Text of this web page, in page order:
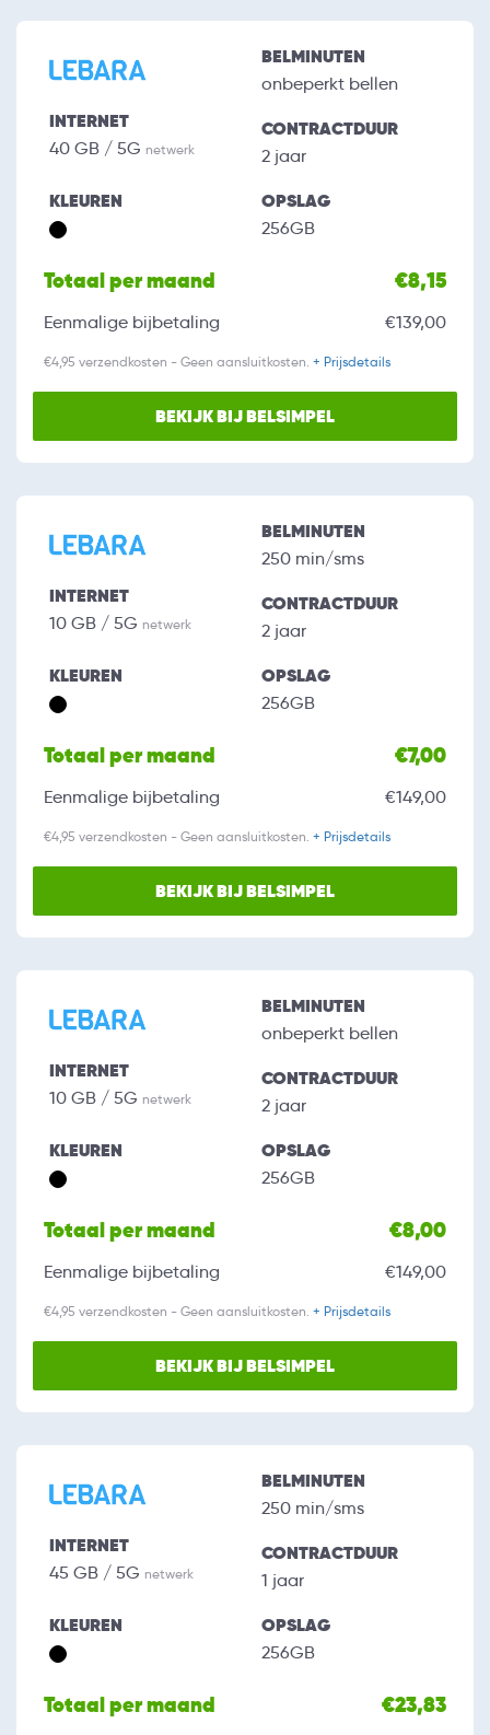
INTERNET
40 GB / 5G netwerk
BELMINUTEN
onbeperkt bellen
CONTRACTDUUR
2 jaar
KLEUREN OPSLAG
256GB
Totaal per maand €8,15
Eenmalige bijbetaling €139,00
€4,95 verzendkosten - Geen aansluitkosten. + Prijsdetails
BEKIJK BIJ BELSIMPEL
INTERNET
10 GB / 5G netwerk
BELMINUTEN
250 min/sms
CONTRACTDUUR
2 jaar
KLEUREN OPSLAG
256GB
Totaal per maand €7,00
Eenmalige bijbetaling €149,00
€4,95 verzendkosten - Geen aansluitkosten. + Prijsdetails
BEKIJK BIJ BELSIMPEL
INTERNET
10 GB / 5G netwerk
BELMINUTEN
onbeperkt bellen
CONTRACTDUUR
2 jaar
KLEUREN OPSLAG
256GB
Totaal per maand €8,00
Eenmalige bijbetaling €149,00
€4,95 verzendkosten - Geen aansluitkosten. + Prijsdetails
BEKIJK BIJ BELSIMPEL
INTERNET
45 GB / 5G netwerk
BELMINUTEN
250 min/sms
CONTRACTDUUR
1 jaar
KLEUREN OPSLAG
256GB
Totaal per maand €23,83